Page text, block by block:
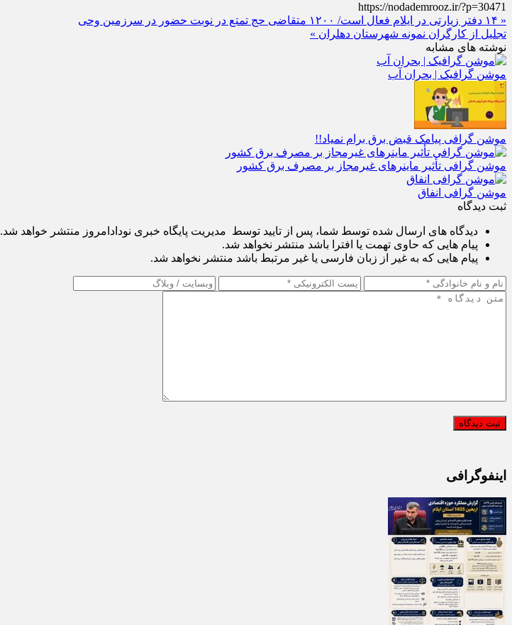
https://nodademrooz.ir/?p=30471
« ۱۴ دفتر زیارتی در ایلام فعال است/ ۱۲۰۰ متقاضی حج تمتع در نوبت حضور در سرزمین وحی
تجلیل از کارگران نمونه شهرستان دهلران »
نوشته های مشابه
موشن گرافیک | بحران آب
موشن گرافی پیامک قبض برق برام نمیاد!!
موشن گرافی تأثیر ماینرهای غیرمجاز بر مصرف برق کشور
موشن گرافی انفاق
ثبت دیدگاه
دیدگاه های ارسال شده توسط شما، پس از تایید توسط مدیریت پایگاه خبری نودادامروز منتشر خواهد شد.
پیام هایی که حاوی تهمت یا افترا باشد منتشر نخواهد شد.
پیام هایی که به غیر از زبان فارسی یا غیر مرتبط باشد منتشر نخواهد شد.
اینفوگرافی